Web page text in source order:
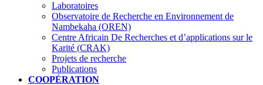
Laboratoires
Observatoire de Recherche en Environnement de
Nambekaha (OREN)
Centre Africain De Recherches et d’applications sur le
Karité (CRAK)
Projets de recherche
Publications
COOPÉRATION